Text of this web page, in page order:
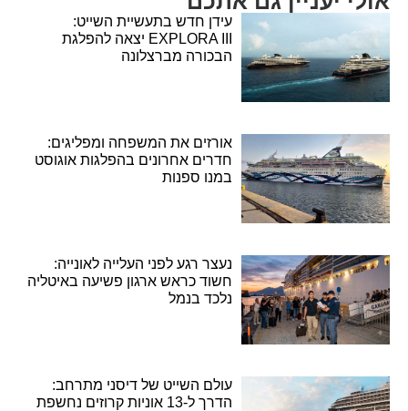
עידן חדש בתעשיית השייט:
EXPLORA III יצאה להפלגת
הבכורה מברצלונה
אורזים את המשפחה ומפליגים:
חדרים אחרונים בהפלגות אוגוסט
במנו ספנות
נעצר רגע לפני העלייה לאונייה:
חשוד כראש ארגון פשיעה באיטליה
נלכד בנמל
עולם השייט של דיסני מתרחב:
הדרך ל-13 אוניות קרוזים נחשפת